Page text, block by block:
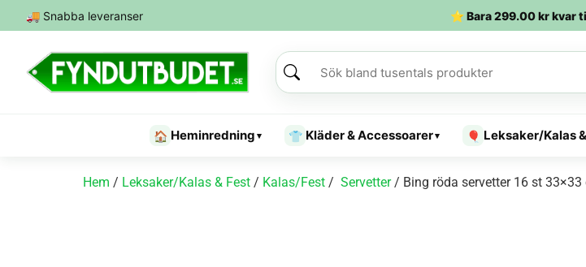
🚚 Snabba leveranser ⭐ Bara299.00krkvar
🏠 Heminredning ▾ 👕 Kläder & Accessoarer▾ 🎈 Leksaker/Kalas
Hem / Leksaker/Kalas & Fest / Kalas/Fest / Servetter/ Bing röda servetter 16 st 33×33